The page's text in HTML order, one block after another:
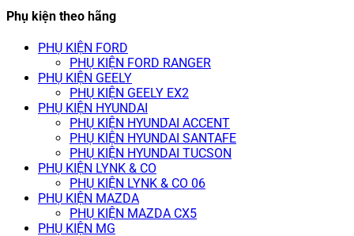
Phụ kiện theo hãng
PHỤ KIỆN FORD
PHỤ KIỆN FORD RANGER
PHỤ KIỆN GEELY
PHỤ KIỆN GEELY EX2
PHỤ KIỆN HYUNDAI
PHỤ KIỆN HYUNDAI ACCENT
PHỤ KIỆN HYUNDAI SANTAFE
PHỤ KIỆN HYUNDAI TUCSON
PHỤ KIỆN LYNK & CO
PHỤ KIỆN LYNK & CO 06
PHỤ KIỆN MAZDA
PHỤ KIỆN MAZDA CX5
PHỤ KIỆN MG